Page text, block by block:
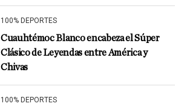
100% DEPORTES
Cuauhtémoc Blanco encabeza el Súper
Clásico de Leyendas entre América y
Chivas
100% DEPORTES